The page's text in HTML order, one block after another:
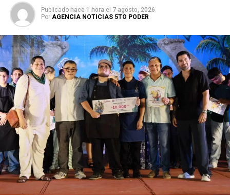
Publicado hace 1 hora el 7 agosto, 2026
Por AGENCIA NOTICIAS 5TO PODER